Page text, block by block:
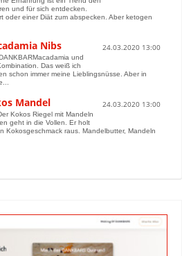
und für sich entdecken.
oder einer Diät zum abspecken. Aber ketogen
Nibs 24.03.2020 13:00
und
Das weiß ich
schon immer meine Lieblingsnüsse. Aber in
Mandel 24.03.2020 13:00
Kokos Riegel mit Mandeln
geht in die Vollen. Er holt
Kokosgeschmack raus. Mandelbutter, Mandeln